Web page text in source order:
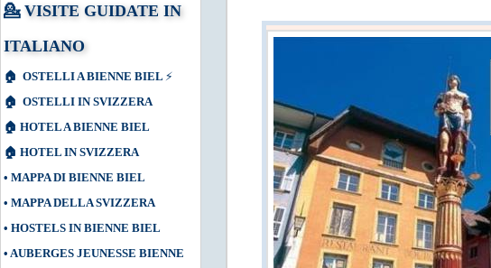
💁 VISITE GUIDATE IN
ITALIANO
🏠 OSTELLI A BIENNE BIEL ⚡
🏠 OSTELLI IN SVIZZERA
🏠 HOTEL A BIENNE BIEL
🏠 HOTEL IN SVIZZERA
• MAPPA DI BIENNE BIEL
• MAPPA DELLA SVIZZERA
• HOSTELS IN BIENNE BIEL
• AUBERGES JEUNESSE BIENNE